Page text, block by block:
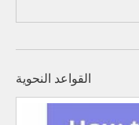
القواعد النحوية